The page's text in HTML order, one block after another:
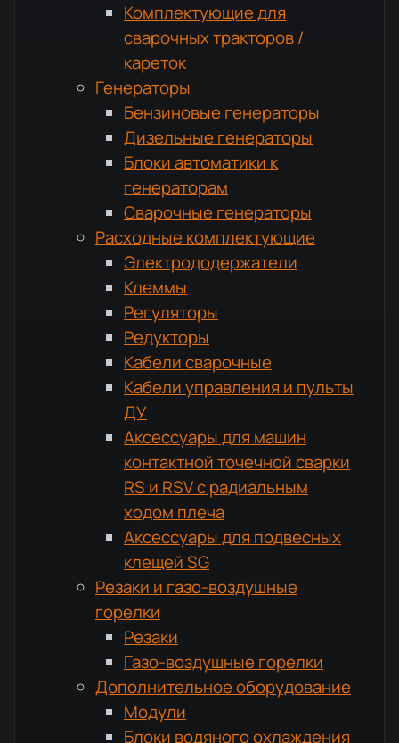
Комплектующие для
сварочных тракторов /
кареток
Генераторы
Бензиновые генераторы
Дизельные генераторы
Блоки автоматики к
генераторам
Сварочные генераторы
Расходные комплектующие
Электрододержатели
Клеммы
Регуляторы
Редукторы
Кабели сварочные
Кабели управления и пульты
ДУ
Аксессуары для машин
контактной точечной сварки
RS и RSV с радиальным
ходом плеча
Аксессуары для подвесных
клещей SG
Резаки и газо-воздушные
горелки
Резаки
Газо-воздушные горелки
Дополнительное оборудование
Модули
Блоки водяного охлаждения